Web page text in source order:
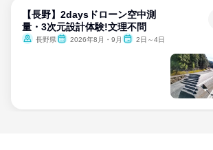
【長野】2daysドローン空中測
量・3次元設計体験!文理不問
長野県 2026年8月・9月 2日～4日